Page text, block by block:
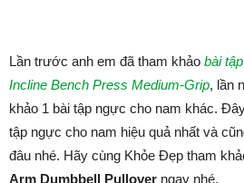
Lần trước anh em đã tham khảo bài
Incline Bench Press Medium-Grip, lần
khảo 1 bài tập ngực cho nam khác.
tập ngực cho nam hiệu quả nhất và
đâu nhé. Hãy cùng Khỏe Đẹp tham
Arm Dumbbell Pullover ngay nhé.